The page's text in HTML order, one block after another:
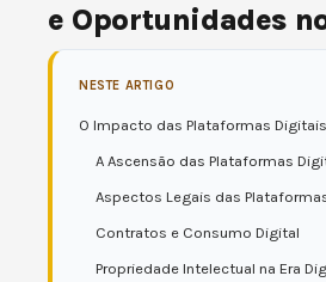
e Oportunidades
NESTE ARTIGO
O Impacto das Plataformas
A Ascensão das Plataformas
Aspectos Legais das
Contratos e Consumo Digital
Propriedade Intelectual na Era